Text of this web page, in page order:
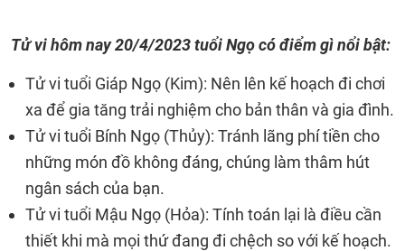
Tử vi hôm nay20/4/2023tuổi Ngọ có điểm gì nổi bật:
Tử vi tuổi Giáp Ngọ (Kim): Nên lên kế hoạch đi chơi
xa để gia tăng trải nghiệm cho bản thân và gia đình.
Tử vi tuổi Bính Ngọ (Thủy): Tránh lãng phí tiền cho
những món đồ không đáng, chúng làm thâm hút
ngân sách của bạn.
Tử vi tuổi Mậu Ngọ (Hỏa): Tính toán lại là điều cần
thiết khi mà mọi thứ đang đi chệch so với kế hoạch.